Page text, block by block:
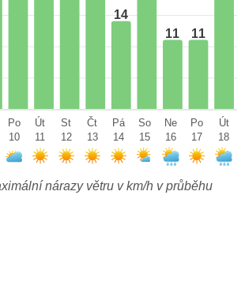
14
11 11
Po
10
Út
11
St
12
Čt
13
Pá
14
So
15
Ne
16
Po
17
Út
18
nárazy větru v km/h v průběhu